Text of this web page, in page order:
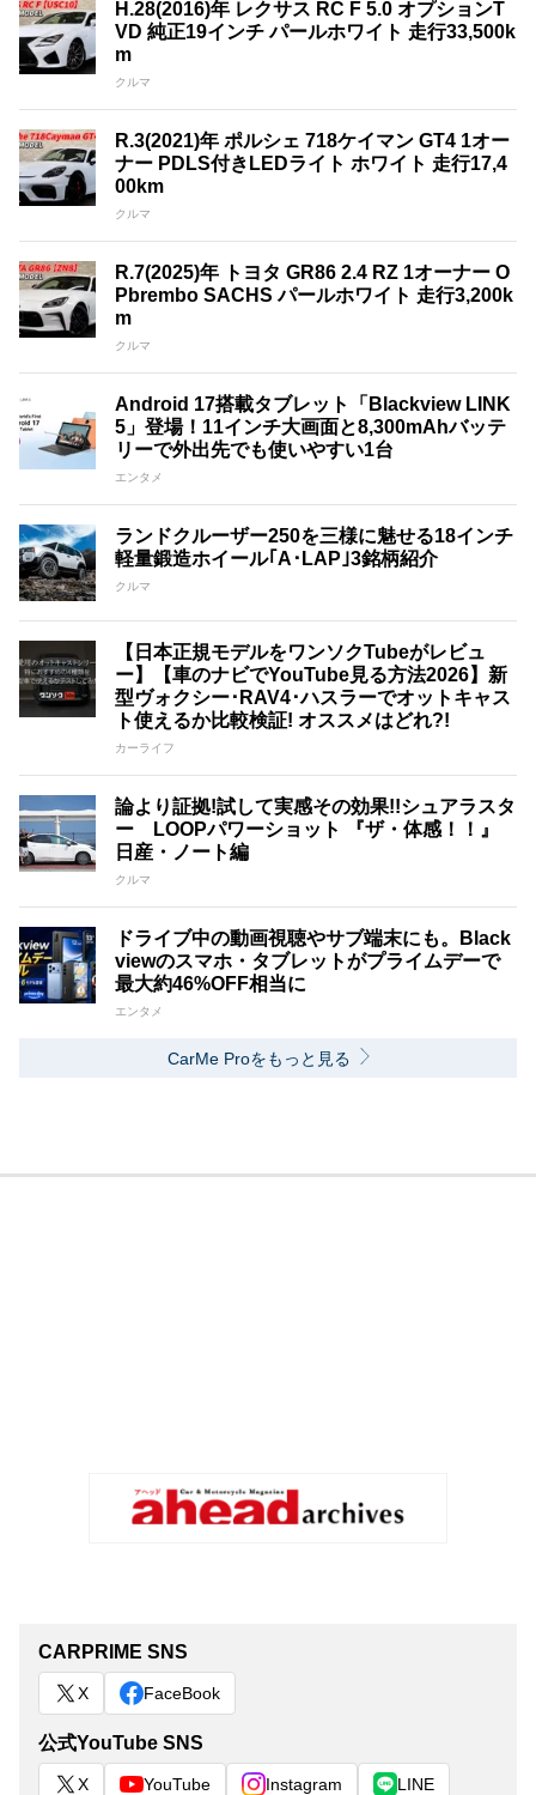
H.28(2016)年 レクサス RC F 5.0 オプションT
VD 純正19インチ パールホワイト 走行33,500k
m
クルマ
R.3(2021)年 ポルシェ 718ケイマン GT4 1オー
ナー PDLS付きLEDライト ホワイト 走行17,4
00km
クルマ
R.7(2025)年 トヨタ GR86 2.4 RZ 1オーナー O
Pbrembo SACHS パールホワイト 走行3,200k
m
クルマ
Android 17搭載タブレット「Blackview LINK
5」登場！11インチ大画面と8,300mAhバッテ
リーで外出先でも使いやすい1台
エンタメ
ランドクルーザー250を三様に魅せる18インチ
軽量鍛造ホイール｢A･LAP｣3銘柄紹介
クルマ
【日本正規モデルをワンソクTubeがレビュ
ー】【車のナビでYouTube見る方法2026】新
型ヴォクシー･RAV4･ハスラーでオットキャス
ト使えるか比較検証! オススメはどれ?!
カーライフ
論より証拠!試して実感その効果!!シュアラスタ
ー LOOPパワーショット 『ザ・体感！！』
日産・ノート編
クルマ
ドライブ中の動画視聴やサブ端末にも。Black
viewのスマホ・タブレットがプライムデーで
最大約46%OFF相当に
エンタメ
CarMe Proをもっと見る
CARPRIME SNS
X FaceBook
公式YouTube SNS
X YouTube Instagram LINE